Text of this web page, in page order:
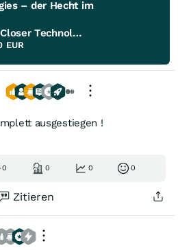
– der Hecht im
SalesCloser Technologies
EUR
ausgestiegen !
0 0 0 0
Zitieren